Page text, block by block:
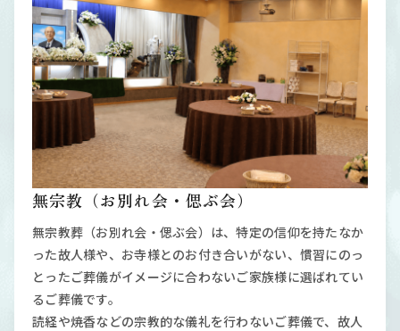
無宗教（お別れ会・偲ぶ会）
無宗教葬（お別れ会・偲ぶ会）は、特定の信仰を持たなか
った故人様や、お寺様とのお付き合いがない、慣習にのっ
とったご葬儀がイメージに合わないご家族様に選ばれてい
るご葬儀です。
読経や焼香などの宗教的な儀礼を行わないご葬儀で、故人